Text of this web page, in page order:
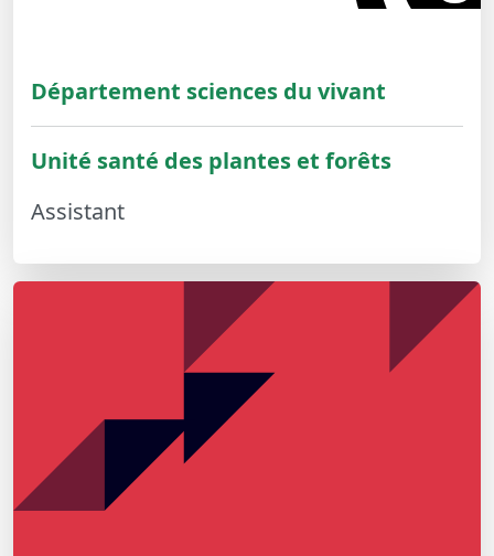
Département sciences du vivant
Unité santé des plantes et forêts
Assistant